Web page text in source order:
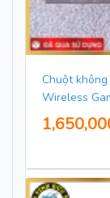
Chuột
Wireless